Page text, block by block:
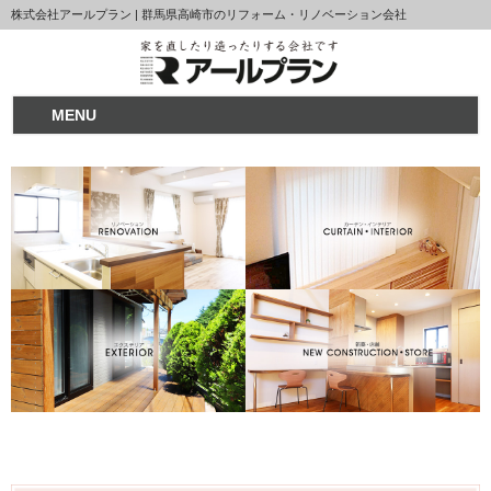
株式会社アールプラン | 群馬県高崎市のリフォーム・リノベーション会社
MENU